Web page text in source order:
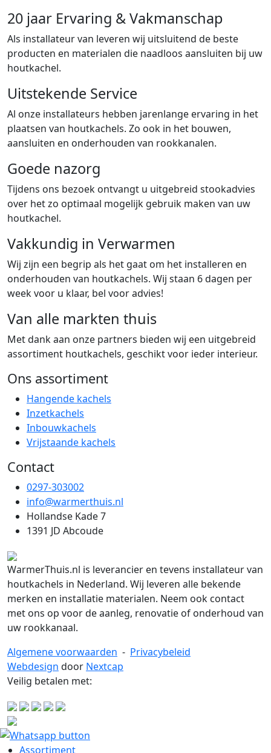
20 jaar Ervaring & Vakmanschap
Als installateur van leveren wij uitsluitend de beste
producten en materialen die naadloos aansluiten bij uw
houtkachel.
Uitstekende Service
Al onze installateurs hebben jarenlange ervaring in het
plaatsen van houtkachels. Zo ook in het bouwen,
aansluiten en onderhouden van rookkanalen.
Goede nazorg
Tijdens ons bezoek ontvangt u uitgebreid stookadvies
over het zo optimaal mogelijk gebruik maken van uw
houtkachel.
Vakkundig in Verwarmen
Wij zijn een begrip als het gaat om het installeren en
onderhouden van houtkachels. Wij staan 6 dagen per
week voor u klaar, bel voor advies!
Van alle markten thuis
Met dank aan onze partners bieden wij een uitgebreid
assortiment houtkachels, geschikt voor ieder interieur.
Ons assortiment
Hangende kachels
Inzetkachels
Inbouwkachels
Vrijstaande kachels
Contact
0297-303002
info@warmerthuis.nl
Hollandse Kade 7
1391 JD Abcoude
WarmerThuis.nl is leverancier en tevens installateur van
houtkachels in Nederland. Wij leveren alle bekende
merken en installatie materialen. Neem ook contact
met ons op voor de aanleg, renovatie of onderhoud van
uw rookkanaal.
Algemene voorwaarden - Privacybeleid
Webdesign door Nextcap
Veilig betalen met:
Assortiment